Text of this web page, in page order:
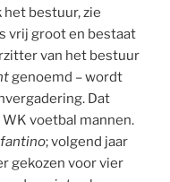
het bestuur, zie
vrij groot en bestaat
van het bestuur
genoemd – wordt
Dat
voetbal mannen.
; volgend jaar
gekozen voor vier